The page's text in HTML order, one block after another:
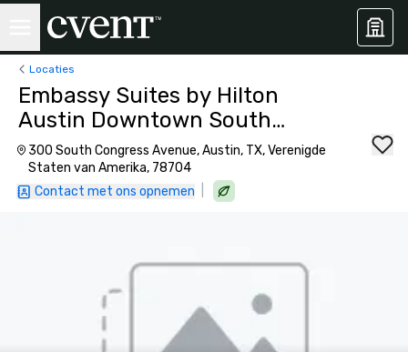
Locaties
Embassy Suites by Hilton
Austin Downtown South
Congress
300 South Congress Avenue, Austin, TX, Verenigde
Staten van Amerika, 78704
Contact met ons opnemen